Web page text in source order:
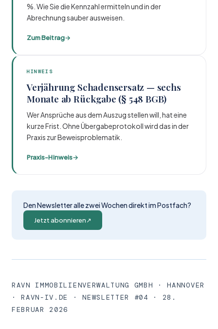
%. Wie Sie die Kennzahl ermitteln und in der
Abrechnung sauber ausweisen.
Zum Beitrag→
HINWEIS
Verjährung Schadensersatz — sechs
Monate ab Rückgabe (§ 548 BGB)
Wer Ansprüche aus dem Auszug stellen will, hat eine
kurze Frist. Ohne Übergabeprotokoll wird das in der
Praxis zur Beweisproblematik.
Praxis-Hinweis→
Den Newsletter alle zwei Wochen direkt im Postfach?
Jetzt abonnieren↗
RAVN IMMOBILIENVERWALTUNG GMBH · HANNOVER
· RAVN-IV.DE · NEWSLETTER #04 · 28.
FEBRUAR 2026